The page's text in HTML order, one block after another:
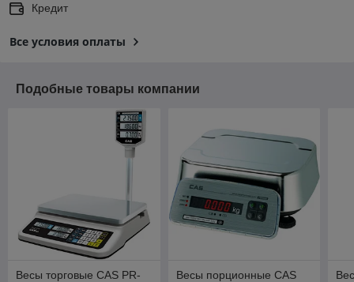
Кредит
Все условия оплаты
Подобные товары компании
Весы торговые CAS PR-
Весы порционные CAS